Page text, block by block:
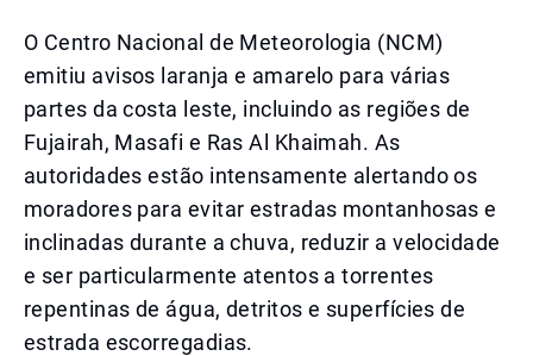
O Centro Nacional de Meteorologia (NCM)
emitiu avisos laranja e amarelo para várias
partes da costa leste, incluindo as regiões de
Fujairah, Masafi e Ras Al Khaimah. As
autoridades estão intensamente alertando os
moradores para evitar estradas montanhosas e
inclinadas durante a chuva, reduzir a velocidade
e ser particularmente atentos a torrentes
repentinas de água, detritos e superfícies de
estrada escorregadias.